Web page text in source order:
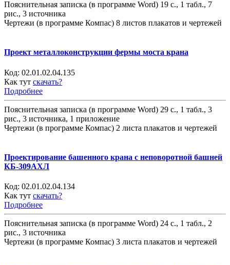
Пояснительная записка (в программе Word) 19 с., 1 табл., 7
рис., 3 источника
Чертежи (в программе Компас) 8 листов плакатов и чертежей
Проект металлоконструкции фермы моста крана
Код: 02.01.02.04.135
Как тут скачать?
Подробнее
Пояснительная записка (в программе Word) 29 с., 1 табл., 3
рис., 3 источника, 1 приложение
Чертежи (в программе Компас) 2 листа плакатов и чертежей
Проектирование башенного крана с неповоротной башней
КБ-309АХЛ
Код: 02.01.02.04.134
Как тут скачать?
Подробнее
Пояснительная записка (в программе Word) 24 с., 1 табл., 2
рис., 3 источника
Чертежи (в программе Компас) 3 листа плакатов и чертежей